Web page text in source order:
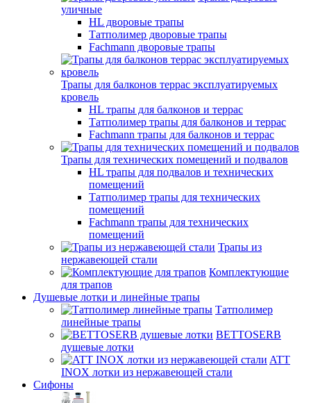
уличные
HL дворовые трапы
Татполимер дворовые трапы
Fachmann дворовые трапы
Трапы для балконов террас эксплуатируемых
кровель
HL трапы для балконов и террас
Татполимер трапы для балконов и террас
Fachmann трапы для балконов и террас
Трапы для технических помещений и подвалов
HL трапы для подвалов и технических
помещений
Татполимер трапы для технических
помещений
Fachmann трапы для технических
помещений
Трапы из
нержавеющей стали
Комплектующие
для трапов
Душевые лотки и линейные трапы
Татполимер
линейные трапы
BETTOSERB
душевые лотки
ATT
INOX лотки из нержавеющей стали
Сифоны